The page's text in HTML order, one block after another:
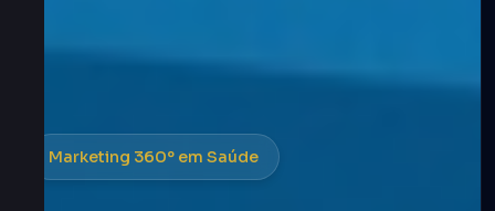
Marketing 360º em Saúde